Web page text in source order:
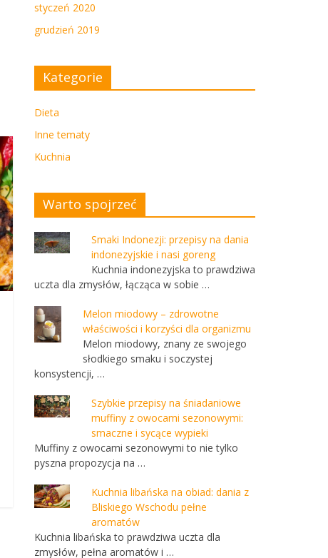
styczeń 2020
grudzień 2019
Kategorie
Dieta
Inne tematy
Kuchnia
Warto spojrzeć
Smaki Indonezji: przepisy na dania
indonezyjskie i nasi goreng
Kuchnia indonezyjska to prawdziwa
uczta dla zmysłów, łącząca w sobie …
Melon miodowy – zdrowotne
właściwości i korzyści dla organizmu
Melon miodowy, znany ze swojego
słodkiego smaku i soczystej
konsystencji, …
Szybkie przepisy na śniadaniowe
muffiny z owocami sezonowymi:
smaczne i sycące wypieki
Muffiny z owocami sezonowymi to nie tylko
pyszna propozycja na …
Kuchnia libańska na obiad: dania z
Bliskiego Wschodu pełne
aromatów
Kuchnia libańska to prawdziwa uczta dla
zmysłów, pełna aromatów i …